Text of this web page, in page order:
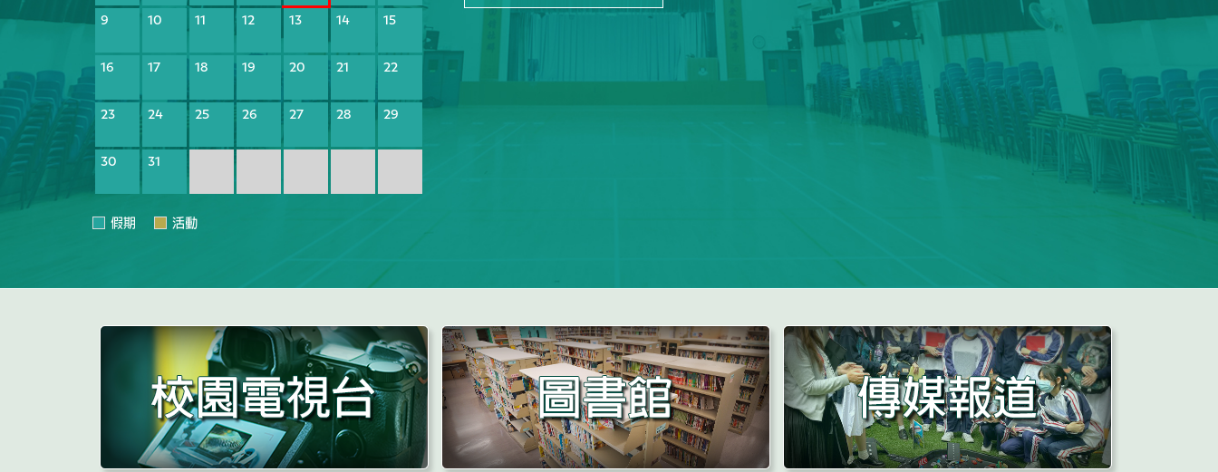
9 10 11 12 13 14 15
16 17 18 19 20 21 22
23 24 25 26 27 28 29
30 31
假期 活動